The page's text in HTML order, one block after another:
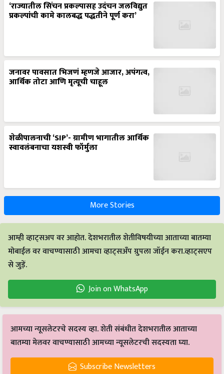
‘राज्यातील सिंचन प्रकल्पासह उदंचन जलविद्युत
प्रकल्पांची कामे कालबद्ध पद्धतीने पूर्ण करा’
जनावर पावसात भिजणं म्हणजे आजार, अपंगत्व,
आर्थिक तोटा आणि मृत्यूची चाहूल
शेळीपालनाची ‘SIP’- ग्रामीण भागातील आर्थिक
स्वावलंबनाचा यशस्वी फॉर्मुला
More Stories
आम्ही व्हाट्सअप वर आहोत. देशभरातील शेतीविषयीच्या आताच्या बातम्या
मोबाईल वर वाचण्यासाठी आमचा व्हाट्सअँप ग्रुपला जॉईन करा.व्हाट्सएप
से जुड़ें.
Join on WhatsApp
आमच्या न्यूसलेटरचे सदस्य व्हा. शेती संबंधीत देशभरातील आताच्या
बातम्या मेलवर वाचण्यासाठी आमच्या न्यूसलेटरची सदस्यता घ्या.
Subscribe Newsletters